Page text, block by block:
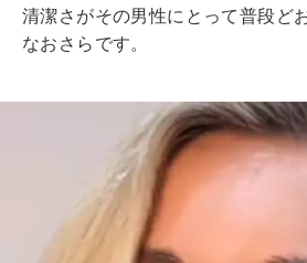
清潔さがその男性にとって普段ど
なおさらです。